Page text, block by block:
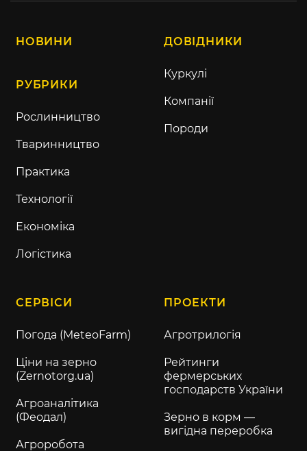
НОВИНИ
РУБРИКИ
Рослинництво
Тваринництво
Практика
Технології
Економіка
Логістика
ДОВІДНИКИ
Куркулі
Компанії
Породи
СЕРВІСИ
Погода (MeteoFarm)
Ціни на зерно
(Zernotorg.ua)
Агроаналітика
(Феодал)
Агроробота
ПРОЕКТИ
Агротрилогія
Рейтинги
фермерських
господарств України
Зерно в корм —
вигідна переробка